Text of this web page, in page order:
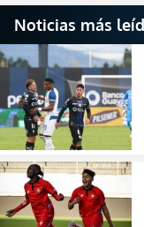
Noticias más